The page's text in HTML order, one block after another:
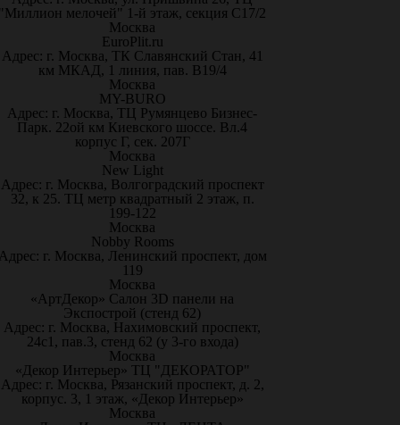
мелочей" 1-й этаж, секция С17/2
Москва
EuroPlit.ru
Адрес: г. Москва, ТК Славянский Стан, 41
км МКАД, 1 линия, пав. В19/4
Москва
MY-BURO
Адрес: г. Москва, ТЦ Румянцево Бизнес-
Парк. 22ой км Киевского шоссе. Вл.4
корпус Г, сек. 207Г
Москва
New Light
Адрес: г. Москва, Волгоградский проспект
32, к 25. ТЦ метр квадратный 2 этаж, п.
199-122
Москва
Nobby Rooms
г. Москва, Ленинский проспект, дом
119
Москва
«АртДекор» Салон 3D панели на
Экспострой (стенд 62)
Адрес: г. Москва, Нахимовский проспект,
24с1, пав.3, стенд 62 (у 3-го входа)
Москва
«Декор Интерьер» ТЦ "ДЕКОРАТОР"
Адрес: г. Москва, Рязанский проспект, д. 2,
корпус. 3, 1 этаж, «Декор Интерьер»
Москва